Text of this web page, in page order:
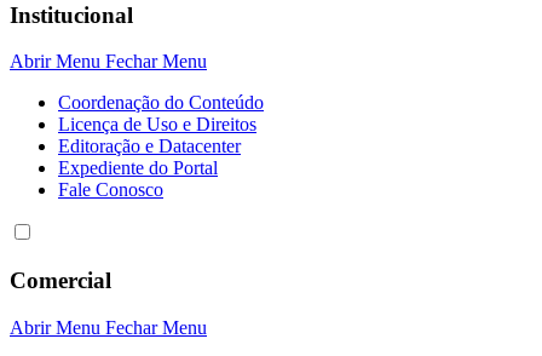
Institucional
Abrir Menu Fechar Menu
Coordenação do Conteúdo
Licença de Uso e Direitos
Editoração e Datacenter
Expediente do Portal
Fale Conosco
Comercial
Abrir Menu Fechar Menu